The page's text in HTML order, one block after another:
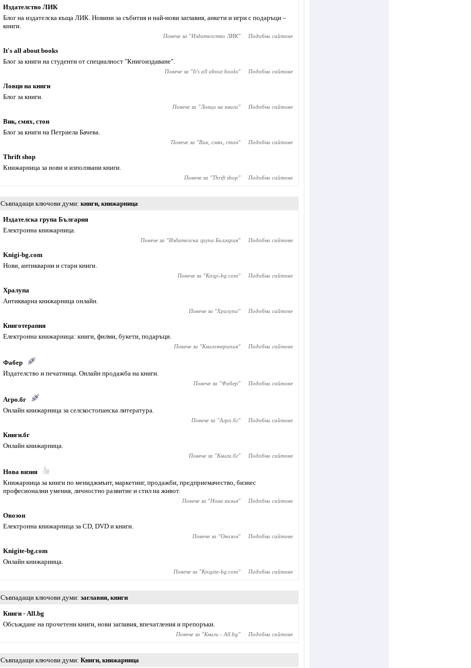
Издателство ЛИК
Блог на издателска къща ЛИК. Новини за събития и най-нови заглавия, анкети и игри с подаръци –
книги.
Повече за "Издателство ЛИК" Подобни сайтове
It's all about books
Блог за книги на студенти от специалност "Книгоиздаване".
Повече за "It's all about books" Подобни сайтове
Ловци на книги
Блог за книги.
Повече за "Ловци на книги" Подобни сайтове
Вик, смях, стон
Блог за книги на Петриела Бачева.
Повече за "Вик, смях, стон" Подобни сайтове
Thrift shop
Книжарница за нови и използвани книги.
Повече за "Thrift shop" Подобни сайтове
Съвпадащи ключови думи книги, книжарница
Издателска група България
Електронна книжарница.
Повече за "Издателска група България" Подобни сайтове
Knigi-bg.com
Нови, антикварни и стари книги.
Повече за "Knigi-bg.com" Подобни сайтове
Хралупа
Антикварна книжарница онлайн.
Повече за "Хралупа" Подобни сайтове
Книготерапия
Електронна книжарница: книги, филми, букети, подаръци.
Повече за "Книготерапия" Подобни сайтове
Фабер
Издателство и печатница. Онлайн продажба на книги.
Повече за "Фабер" Подобни сайтове
Агро.бг
Онлайн книжарница за селскостопанска литература.
Повече за "Агро.бг" Подобни сайтове
Книги.бг
Онлайн книжарница.
Повече за "Книги.бг" Подобни сайтове
Нова визия
Книжарница за книги по мениджмънт, маркетинг, продажби, предприемачество, бизнес
професионални умения, личностно развитие и стил на живот.
Повече за "Нова визия" Подобни сайтове
Овозон
Електронна книжарница за CD, DVD и книги.
Повече за "Овозон" Подобни сайтове
Knigite-bg.com
Oнлайн книжарница.
Повече за "Knigite-bg.com" Подобни сайтове
Съвпадащи ключови думи заглавия, книги
Книги - All.bg
Обсъждане на прочетени книги, нови заглавия, впечатления и препоръки.
Повече за "Книги - All.bg" Подобни сайтове
Съвпадащи ключови думи Книги, книжарница